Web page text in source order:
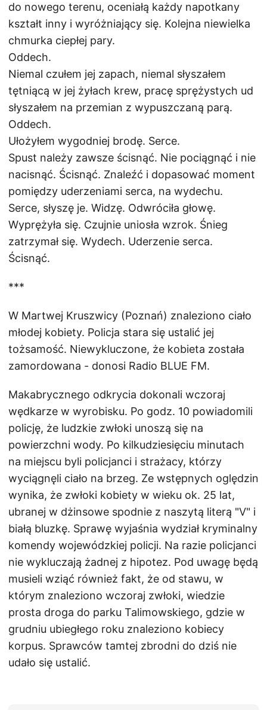
do nowego terenu, oceniałą każdy napotkany
kształt inny i wyróżniający się. Kolejna niewielka
chmurka ciepłej pary.
Oddech.
Niemal czułem jej zapach, niemal słyszałem
tętniącą w jej żyłach krew, pracę sprężystych ud
słyszałem na przemian z wypuszczaną parą.
Oddech.
Ułożyłem wygodniej brodę. Serce.
Spust należy zawsze ścisnąć. Nie pociągnąć i nie
nacisnąć. Ścisnąć. Znaleźć i dopasować moment
pomiędzy uderzeniami serca, na wydechu.
Serce, słyszę je. Widzę. Odwróciła głowę.
Wyprężyła się. Czujnie uniosła wzrok. Śnieg
zatrzymał się. Wydech. Uderzenie serca.
Ścisnąć.
***
W Martwej Kruszwicy (Poznań) znaleziono ciało
młodej kobiety. Policja stara się ustalić jej
tożsamość. Niewykluczone, że kobieta została
zamordowana - donosi Radio BLUE FM.
Makabrycznego odkrycia dokonali wczoraj
wędkarze w wyrobisku. Po godz. 10 powiadomili
policję, że ludzkie zwłoki unoszą się na
powierzchni wody. Po kilkudziesięciu minutach
na miejscu byli policjanci i strażacy, którzy
wyciągnęli ciało na brzeg. Ze wstępnych oględzin
wynika, że zwłoki kobiety w wieku ok. 25 lat,
ubranej w dżinsowe spodnie z naszytą literą "V" i
białą bluzkę. Sprawę wyjaśnia wydział kryminalny
komendy wojewódzkiej policji. Na razie policjanci
nie wykluczają żadnej z hipotez. Pod uwagę będą
musieli wziąć również fakt, że od stawu, w
którym znaleziono wczoraj zwłoki, wiedzie
prosta droga do parku Talimowskiego, gdzie w
grudniu ubiegłego roku znaleziono kobiecy
korpus. Sprawców tamtej zbrodni do dziś nie
udało się ustalić.